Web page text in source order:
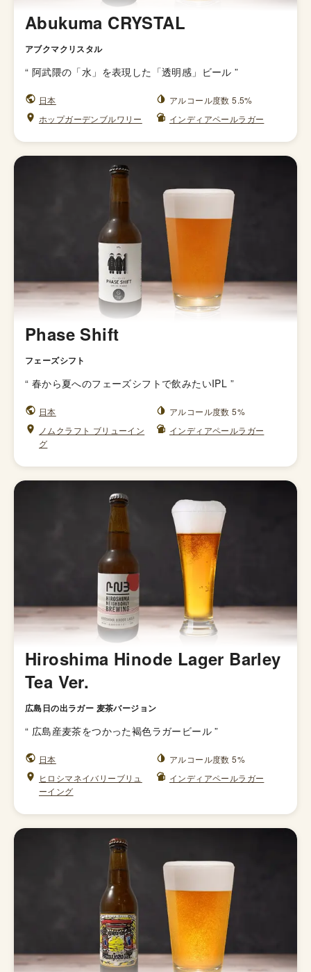
Abukuma CRYSTAL
アブクマクリスタル
“ 阿武隈の「水」を表現した「透明感」ビール ”
日本
アルコール度数 5.5%
ホップガーデンブルワリー
インディアペールラガー
Phase Shift
フェーズシフト
“ 春から夏へのフェーズシフトで飲みたいIPL ”
日本
アルコール度数 5%
ノムクラフト ブリューイン
グ
インディアペールラガー
Hiroshima Hinode Lager Barley
Tea Ver.
広島日の出ラガー 麦茶バージョン
“ 広島産麦茶をつかった褐色ラガービール ”
日本
アルコール度数 5%
ヒロシマネイバリーブリュ
ーイング
インディアペールラガー